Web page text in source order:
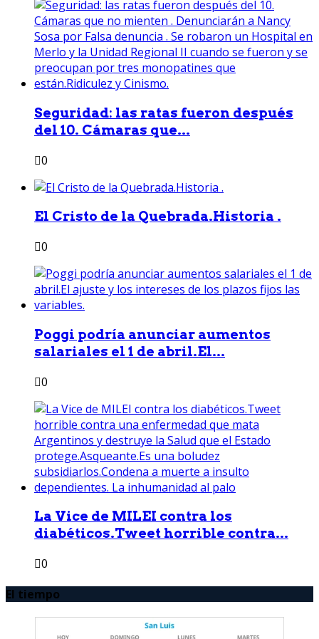
Seguridad: las ratas fueron después
del 10. Cámaras que...
0
El Cristo de la Quebrada.Historia .
0
Poggi podría anunciar aumentos
salariales el 1 de abril.El...
0
La Vice de MILEI contra los
diabéticos.Tweet horrible contra...
0
El tiempo